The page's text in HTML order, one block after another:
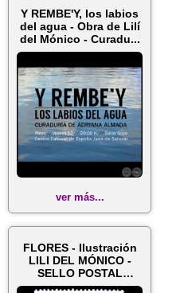
Y REMBE'Y, los labios
del agua - Obra de Lilí
del Mónico - Curadu...
ver más...
FLORES - Ilustración
LILI DEL MÓNICO -
SELLO POSTAL
PARAGUAYO AÑO...